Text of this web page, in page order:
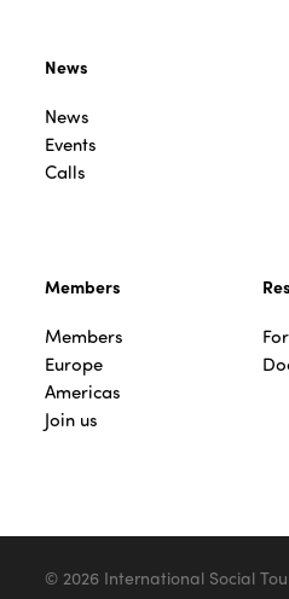
News
News
Events
Calls
Members
Members
Europe
Americas
Join us
© 2026 International Social